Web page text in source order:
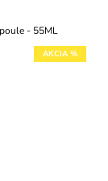
- 55ML
AKCIA %